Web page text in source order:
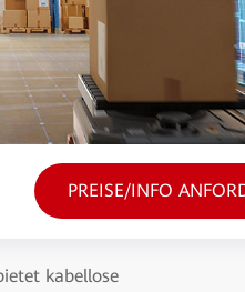
PREISE/INFO
kabellose